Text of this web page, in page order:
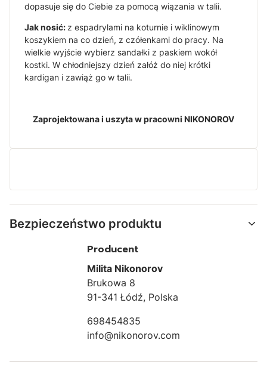
dopasuje się do Ciebie za pomocą wiązania w talii.
Jak nosić: z espadrylami na koturnie i wiklinowym
koszykiem na co dzień, z czółenkami do pracy. Na
wielkie wyjście wybierz sandałki z paskiem wokół
kostki. W chłodniejszy dzień załóż do niej krótki
kardigan i zawiąż go w talii.
Zaprojektowana i uszyta w pracowni NIKONOROV
Bezpieczeństwo produktu
Producent
Milita Nikonorov
Brukowa 8
91-341 Łódź, Polska
698454835
info@nikonorov.com